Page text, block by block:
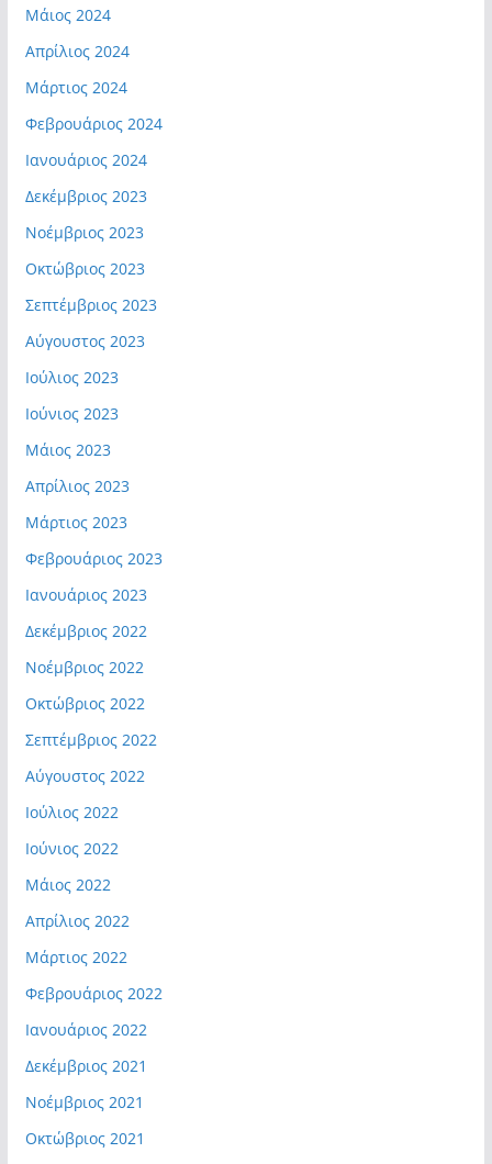
Μάιος 2024
Απρίλιος 2024
Μάρτιος 2024
Φεβρουάριος 2024
Ιανουάριος 2024
Δεκέμβριος 2023
Νοέμβριος 2023
Οκτώβριος 2023
Σεπτέμβριος 2023
Αύγουστος 2023
Ιούλιος 2023
Ιούνιος 2023
Μάιος 2023
Απρίλιος 2023
Μάρτιος 2023
Φεβρουάριος 2023
Ιανουάριος 2023
Δεκέμβριος 2022
Νοέμβριος 2022
Οκτώβριος 2022
Σεπτέμβριος 2022
Αύγουστος 2022
Ιούλιος 2022
Ιούνιος 2022
Μάιος 2022
Απρίλιος 2022
Μάρτιος 2022
Φεβρουάριος 2022
Ιανουάριος 2022
Δεκέμβριος 2021
Νοέμβριος 2021
Οκτώβριος 2021